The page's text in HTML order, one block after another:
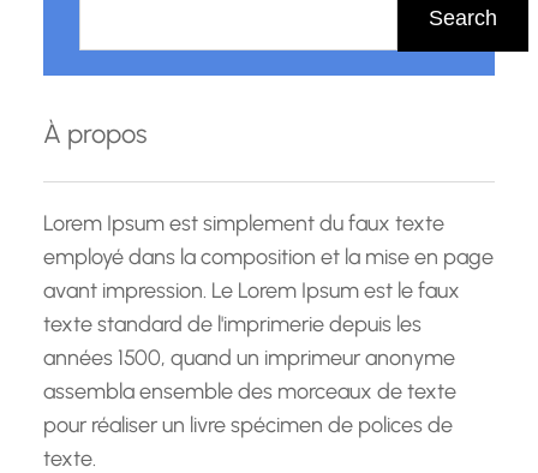
h
r
c
h
Search
À propos
Lorem Ipsum est simplement du faux texte
employé dans la composition et la mise en page
avant impression. Le Lorem Ipsum est le faux
texte standard de l'imprimerie depuis les
années 1500, quand un imprimeur anonyme
assembla ensemble des morceaux de texte
pour réaliser un livre spécimen de polices de
texte.